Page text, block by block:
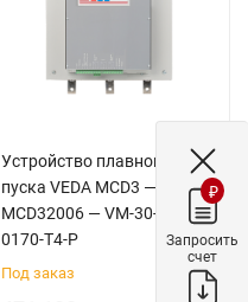
Устройство плавного
пуска VEDA MCD3 —
MCD32006 — VM-30-P90K-
0170-T4-P
Под заказ
₽
Запросить
счет